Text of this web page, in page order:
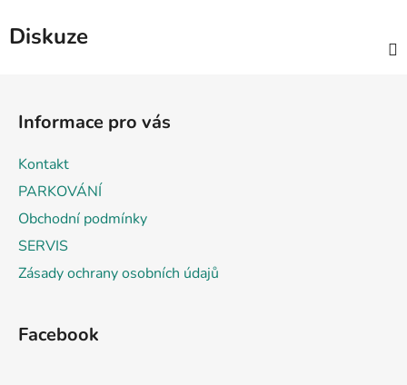
Diskuze
Informace pro vás
Kontakt
PARKOVÁNÍ
Obchodní podmínky
SERVIS
Zásady ochrany osobních údajů
Facebook